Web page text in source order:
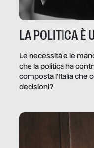
LA POLITICA È
Le necessità e le
che la politica ha
composta l’Italia che
decisioni?